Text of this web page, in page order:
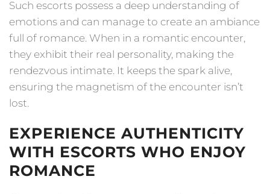
Such escorts possess a deep understanding of
emotions and can manage to create an ambiance
full of romance. When in a romantic encounter,
they exhibit their real personality, making the
rendezvous intimate. It keeps the spark alive,
ensuring the magnetism of the encounter isn’t
lost.
EXPERIENCE AUTHENTICITY
WITH ESCORTS WHO ENJOY
ROMANCE